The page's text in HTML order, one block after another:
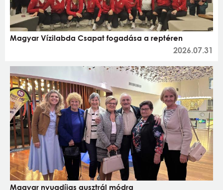
Magyar Vízilabda Csapat fogadása a reptéren
2026.07.31
Magyar nyugdíjas ausztrál módra